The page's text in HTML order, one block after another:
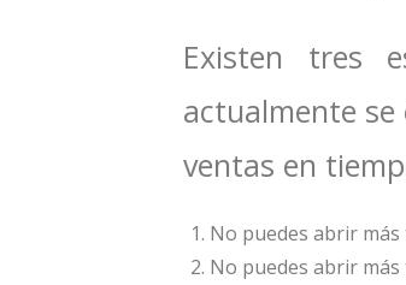
Existen tres
actualmente
ventas en
No puedes abrir más
No puedes abrir